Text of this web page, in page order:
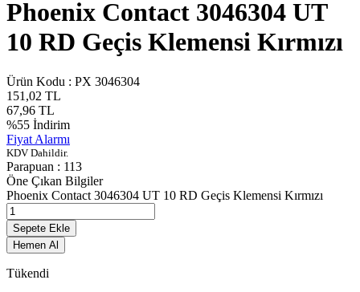
Phoenix Contact 3046304 UT
10 RD Geçis Klemensi Kırmızı
Ürün Kodu : PX 3046304
151,02 TL
67,96 TL
%55 İndirim
Fiyat Alarmı
KDV Dahildir.
Parapuan : 113
Öne Çıkan Bilgiler
Phoenix Contact 3046304 UT 10 RD Geçis Klemensi Kırmızı
Sepete Ekle
Hemen Al
Tükendi